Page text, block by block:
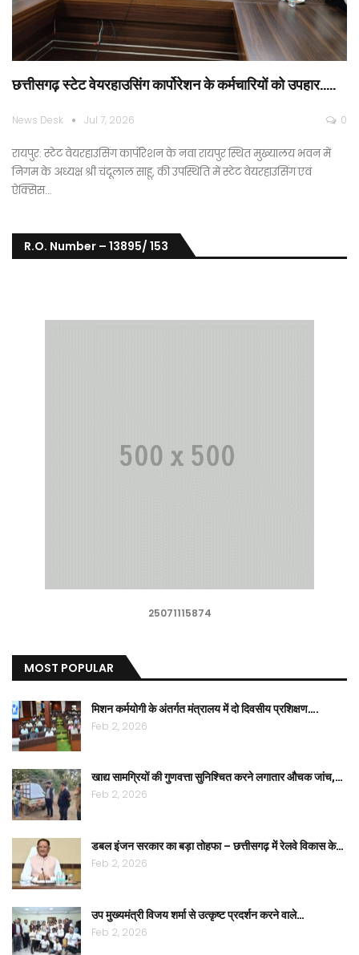
छत्तीसगढ़ स्टेट वेयरहाउसिंग कार्पोरेशन के कर्मचारियों को उपहार…..
News Desk Jul 7, 2026 0
रायपुर: स्टेट वेयरहाउसिंग कार्पोरेशन के नवा रायपुर स्थित मुख्यालय भवन में
निगम के अध्यक्ष श्री चंदूलाल साहू, की उपस्थिति में स्टेट वेयरहाउसिंग एवं
ऐक्सिस…
R.O. Number – 13895/ 153
25071115874
MOST POPULAR
मिशन कर्मयोगी के अंतर्गत मंत्रालय में दो दिवसीय प्रशिक्षण….
Feb 2, 2026
खाद्य सामग्रियों की गुणवत्ता सुनिश्चित करने लगातार औचक जांच,…
Feb 2, 2026
डबल इंजन सरकार का बड़ा तोहफा – छत्तीसगढ़ में रेलवे विकास के…
Feb 2, 2026
उप मुख्यमंत्री विजय शर्मा से उत्कृष्ट प्रदर्शन करने वाले…
Feb 2, 2026